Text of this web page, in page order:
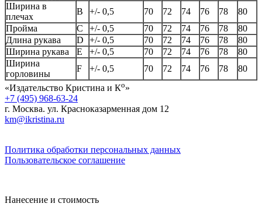
Ширина в
плечах
B +/- 0,5 70 72 74 76 78
80
Пройма
C +/- 0,5 70 72 74 76 78
80
Длина рукава
D +/- 0,5 70 72 74 76 78
80
Ширина рукава
E +/- 0,5 70 72 74 76 78
80
Ширина
горловины
F +/- 0,5 70 72 74 76 78
80
«Издательство Кристина и Ко»
+7 (495) 968-63-24
г. Москва. ул. Красноказарменная дом 12
km@ikristina.ru
Политика обработки персональных данных
Пользовательское соглашение
Нанесение и стоимость